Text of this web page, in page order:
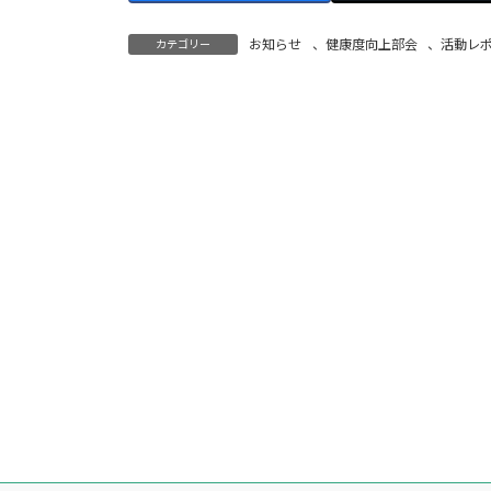
カテゴリー お知らせ 、 健康度向上部会 、活動レ